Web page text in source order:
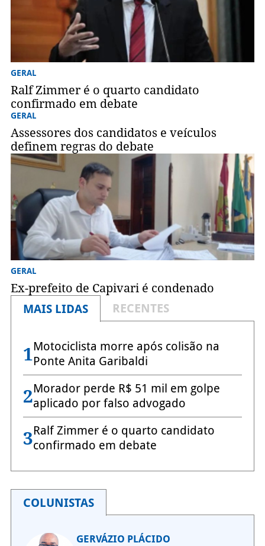
GERAL
Ralf Zimmer é o quarto candidato
confirmado em debate
GERAL
Assessores dos candidatos e veículos
definem regras do debate
GERAL
Ex-prefeito de Capivari é condenado
MAIS LIDAS
RECENTES
1Motociclista morre após colisão na
Ponte Anita Garibaldi
2Morador perde R$ 51 mil em golpe
aplicado por falso advogado
3Ralf Zimmer é o quarto candidato
confirmado em debate
COLUNISTAS
GERVÁZIO PLÁCIDO